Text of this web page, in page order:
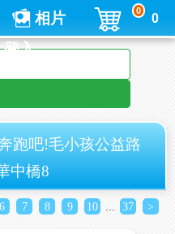
相片
登入
0
0
跑吧!毛小孩公益路
中橋8
6 7 8 9 10 37 >